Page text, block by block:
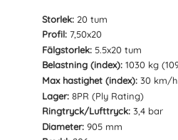
Storlek:20 tum
Profil:7,50x20
Fälgstorlek:5.5x20 tum
Belastning (index):1030 kg
Max hastighet (index):30 km/h
Lager:8PR (Ply Rating)
Ringtryck/Lufttryck:3,4 bar
Diameter:905 mm